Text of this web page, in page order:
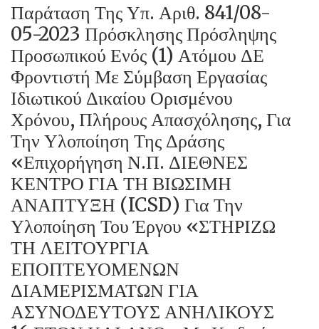
Παράταση Της Υπ. Αριθ. 841/08-
05-2023 Πρόσκλησης Πρόσληψης
Προσωπικού Ενός (1) Ατόμου ΔΕ
Φροντιστή Με Σύμβαση Εργασίας
Ιδιωτικού Δικαίου Ορισμένου
Χρόνου, Πλήρους Απασχόλησης, Για
Την Υλοποίηση Της Δράσης
«Επιχορήγηση Ν.Π. ΔΙΕΘΝΕΣ
ΚΕΝΤΡΟ ΓΙΑ ΤΗ ΒΙΩΣΙΜΗ
ΑΝΑΠΤΥΞΗ (ICSD) Για Την
Υλοποίηση Του Έργου «ΣΤΗΡΙΖΩ
ΤΗ ΛΕΙΤΟΥΡΓΙΑ
ΕΠΟΠΤΕΥΟΜΕΝΩΝ
ΔΙΑΜΕΡΙΣΜΑΤΩΝ ΓΙΑ
ΑΣΥΝΟΔΕΥΤΟΥΣ ΑΝΗΛΙΚΟΥΣ